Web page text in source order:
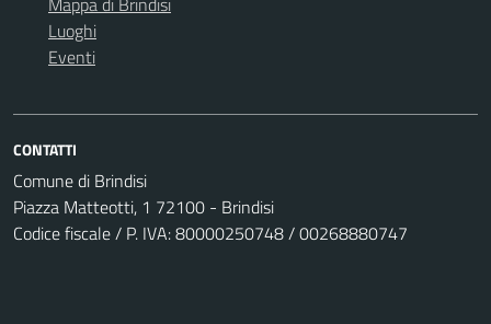
Luoghi
Eventi
CONTATTI
Comune di Brindisi
Piazza Matteotti, 1 72100 - Brindisi
Codice fiscale / P. IVA: 80000250748 / 00268880747